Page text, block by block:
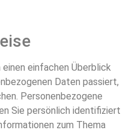
einfachen Überblick
Daten passiert,
Personenbezogene
Sie persönlich identifiziert
zum Thema